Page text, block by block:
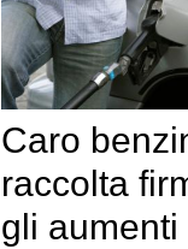
Caro
raccolta
gli aumenti